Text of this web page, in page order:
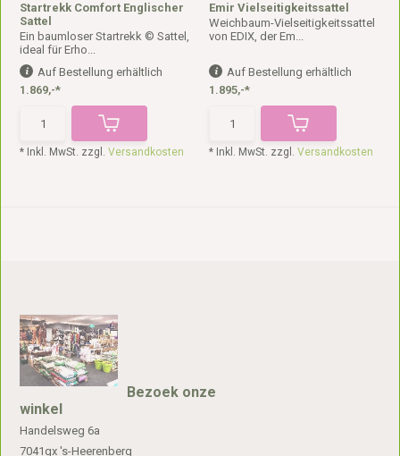
Startrekk Comfort Englischer
Sattel
Ein baumloser Startrekk © Sattel,
ideal für Erho...
Auf Bestellung erhältlich
1.869,-*
* Inkl. MwSt. zzgl.Versandkosten
Emir Vielseitigkeitssattel
Weichbaum-Vielseitigkeitssattel
von EDIX, der Em...
Auf Bestellung erhältlich
1.895,-*
* Inkl. MwSt. zzgl. Versandkosten
Bezoek onze
winkel
Handelsweg 6a
7041gx 's-Heerenberg